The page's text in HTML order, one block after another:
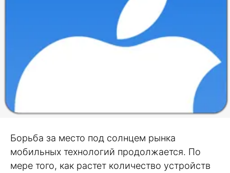
Борьба за место под солнцем рынка
мобильных технологий продолжается. По
мере того, как растет количество устройств